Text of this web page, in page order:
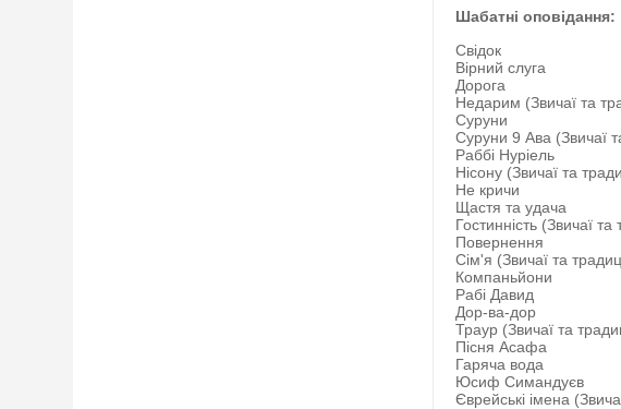
Шабатні оповідання:
Свідок
Вірний слуга
Дорога
Недарим (Звичаї та
Суруни
Суруни 9 Ава (Звичаї
Раббі Нуріель
Нісону (Звичаї та
Не кричи
Щастя та удача
Гостинність (Звичаї та
Повернення
Сім'я (Звичаї та
Компаньйони
Рабі Давид
Дор-ва-дор
Траур (Звичаї та
Пісня Асафа
Гаряча вода
Юсиф Симандуєв
Єврейські імена